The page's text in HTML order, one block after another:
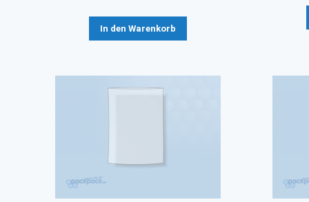
In den Warenkorb